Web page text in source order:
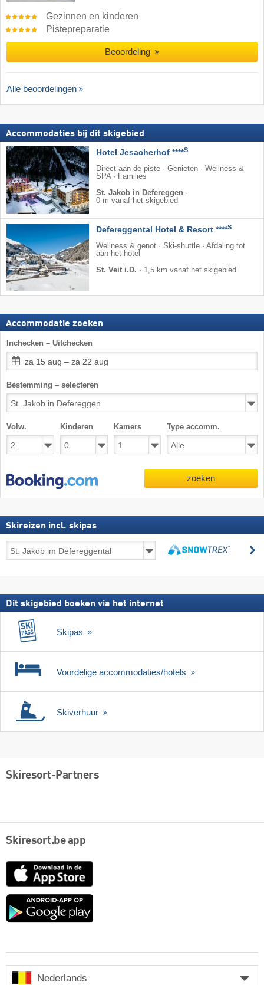
Gezinnen en kinderen
Pistepreparatie
Beoordeling
Alle beoordelingen
Accommodaties bij dit skigebied
Hotel Jesacherhof ****S
Direct aan de piste · Genieten · Wellness &
SPA · Families
St. Jakob in Defereggen ·
0 m vanaf het skigebied
Defereggental Hotel & Resort ****S
Wellness & genot · Ski-shuttle · Afdaling tot
aan het hotel
St. Veit i.D. · 1,5 km vanaf het skigebied
Accommodatie zoeken
Inchecken – Uitchecken
za 15 aug – za 22 aug
Bestemming – selecteren
Volw. Kinderen Kamers Type accomm.
zoeken
Skireizen incl. skipas
Skireizen
incl.
Dit skigebied boeken via het internet
Skipas
Voordelige accommodaties/hotels
Skiverhuur
Skiresort-Partners
Skiresort.be app
Nederlands